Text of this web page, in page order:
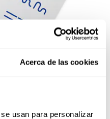
Acerca de las cookies
usan para personalizar
puesto de mercado como
etiquetas colgantesson lo